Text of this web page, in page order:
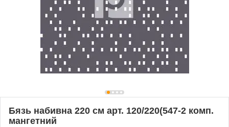
Бязь набивна 220 см арт. 120/220(547-2 комп.
мангетний